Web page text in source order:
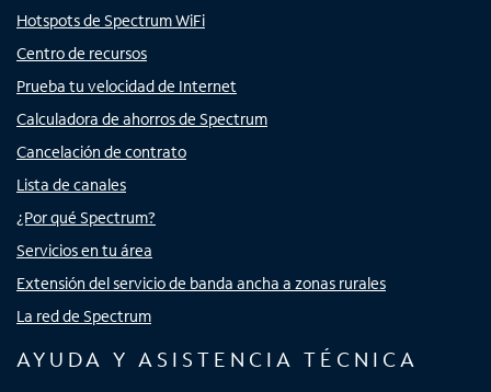
Hotspots de Spectrum WiFi
Centro de recursos
Prueba tu velocidad de Internet
Calculadora de ahorros de Spectrum
Cancelación de contrato
Lista de canales
¿Por qué Spectrum?
Servicios en tu área
Extensión del servicio de banda ancha a zonas rurales
La red de Spectrum
AYUDA Y ASISTENCIA TÉCNICA